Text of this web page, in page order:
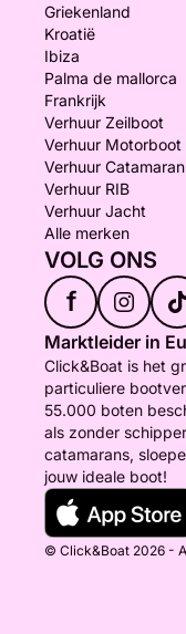
Griekenland
Kroatië
Ibiza
Palma de mallorca
Frankrijk
Verhuur Zeilboot
Verhuur Motorboot
Verhuur Catamaran
Verhuur RIB
Verhuur Jacht
Alle merken
VOLG ONS
f
Marktleider in
Click&Boat is het
particuliere
55.000 boten
als zonder
catamarans,
jouw ideale boot!
© Click&Boat 2026 -